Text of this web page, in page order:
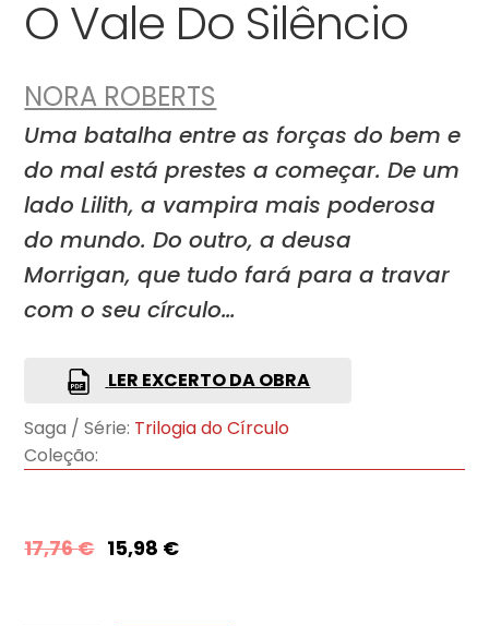
O Vale Do Silêncio
NORA ROBERTS
Uma batalha entre as forças do bem e
do mal está prestes a começar. De um
lado Lilith, a vampira mais poderosa
do mundo. Do outro, a deusa
Morrigan, que tudo fará para a travar
com o seu círculo…
LER EXCERTO DA OBRA
Saga / Série: Trilogia do Círculo
Coleção:
17,76€ 15,98 €